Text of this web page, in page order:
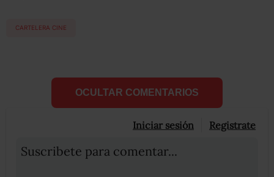
CARTELERA CINE
OCULTAR COMENTARIOS
Iniciar sesión Registrate
Suscribete para comentar...